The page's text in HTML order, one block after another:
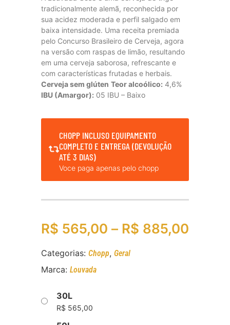
tradicionalmente alemã, reconhecida por
sua acidez moderada e perfil salgado em
baixa intensidade. Uma receita premiada
pelo Concurso Brasileiro de Cerveja, agora
na versão com raspas de limão, resultando
em uma cerveja saborosa, refrescante e
com características frutadas e herbais.
Cerveja sem glúten Teor alcoólico: 4,6%
IBU (Amargor): 05 IBU – Baixo
CHOPP INCLUSO EQUIPAMENTO
COMPLETO E ENTREGA (DEVOLUÇÃO
ATÉ 3 DIAS)
Voce paga apenas pelo chopp
R$ 565,00 – R$ 885,00
Categorias: Chopp, Geral
Marca: Louvada
30L
R$ 565,00